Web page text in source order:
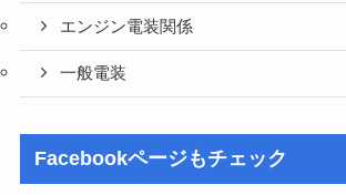
エンジン電装関係
一般電装
Facebookページもチェック